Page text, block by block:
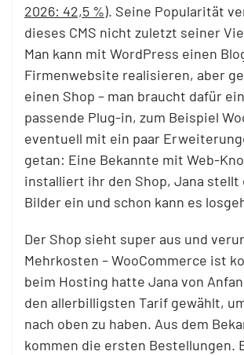
2026: 42,5 %). Seine Popularität
dieses CMS nicht zuletzt seiner
Man kann mit WordPress einen
Firmenwebsite realisieren, aber
einen Shop – man braucht dafür
passende Plug-in, zum Beispiel
eventuell mit ein paar
getan: Eine Bekannte mit Web-
installiert ihr den Shop, Jana stellt
Bilder ein und schon kann es
Der Shop sieht super aus und
Mehrkosten – WooCommerce ist
beim Hosting hatte Jana von
den allerbilligsten Tarif gewählt,
nach oben zu haben. Aus dem
kommen die ersten Bestellungen.